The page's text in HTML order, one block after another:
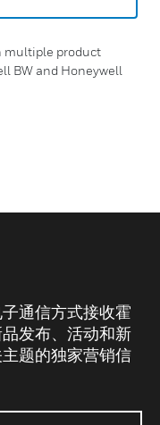
multiple product
BW and Honeywell
通信方式接收霍
发布、活动和新
题的独家营销信